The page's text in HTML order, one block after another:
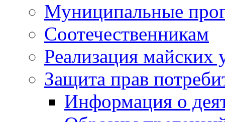
Муниципальные
Соотечественникам
Реализация майских
Защита прав
Информация о